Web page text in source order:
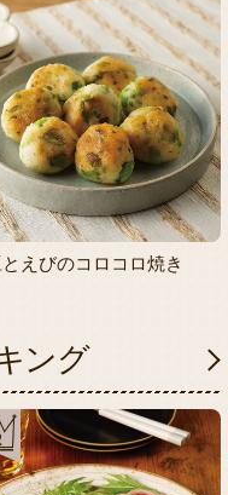
えびのコロコロ焼き
ング